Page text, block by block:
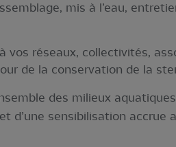
mis à l’eau,
vos réseaux, collectivités,
de la conservation de la
des milieux
d’une sensibilisation accrue